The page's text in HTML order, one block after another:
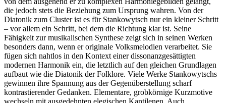
die jedoch stets die Beziehung zum Ursprung wahren. Von der
Diatonik zum Cluster ist es für Stankowytsch nur ein kleiner Schritt
– vor allem ein Schritt, bei dem die Richtung klar ist. Seine
Fähigkeit zur musikalischen Synthese zeigt sich in seinen Werken
besonders dann, wenn er originale Volksmelodien verarbeitet. Sie
fügen sich nahtlos in den Kontext einer dissonanzgesättigten
modernen Harmonik ein, die letztlich auf den gleichen Grundlagen
aufbaut wie die Diatonik der Folklore. Viele Werke Stankowytschs
gewinnen ihre Spannung aus der Gegenüberstellung scharf
kontrastierender Gedanken. Elementare, grobkörnige Kurzmotive
wechseln mit ausgedehnten elegischen Kantilenen. Auch